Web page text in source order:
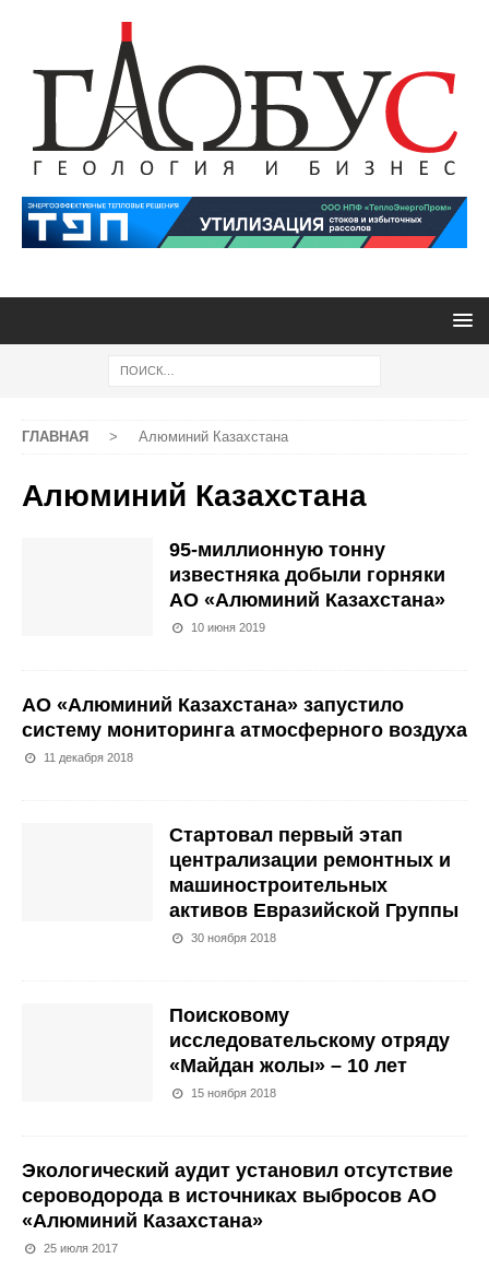
ГЛАВНАЯ > Алюминий Казахстана
Алюминий Казахстана
95-миллионную тонну
известняка добыли горняки
АО «Алюминий Казахстана»
10 июня 2019
АО «Алюминий Казахстана» запустило
систему мониторинга атмосферного воздуха
11 декабря 2018
Стартовал первый этап
централизации ремонтных и
машиностроительных
активов Евразийской Группы
30 ноября 2018
Поисковому
исследовательскому отряду
«Майдан жолы» – 10 лет
15 ноября 2018
Экологический аудит установил отсутствие
сероводорода в источниках выбросов АО
«Алюминий Казахстана»
25 июля 2017